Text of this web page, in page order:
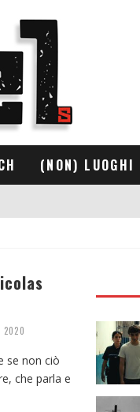
(NON) LUOGHI
2020
se non ciò
che parla e